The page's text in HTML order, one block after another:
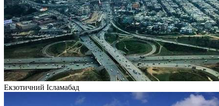
Екзотичний Ісламабад